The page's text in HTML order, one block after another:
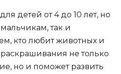
детей от 4 до 10 лет, но
так и
кто любит животных и
не только
но и поможет развить